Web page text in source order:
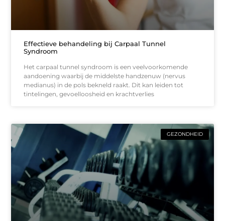
Effectieve behandeling bij Carpaal Tunnel
Syndroom
Het carpaal tunnel syndroom is een veelvoorkomende
aandoening waarbij de middelste handzenuw (nervus
medianus) in de pols bekneld raakt. Dit kan leiden tot
tintelingen, gevoelloosheid en krachtverlies
GEZONDHEID